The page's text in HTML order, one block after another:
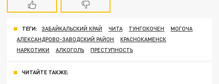
ТЕГИ: ЗАБАЙКАЛЬСКИЙ КРАЙ ЧИТА ТУНГОКОЧЕН
МОГОЧА
АЛЕКСАНДРОВО-ЗАВОДСКИЙ РАЙОН
КРАСНОКАМЕНСК
НАРКОТИКИ
АЛКОГОЛЬ ПРЕСТУПНОСТЬ
ЧИТАЙТЕ ТАКЖЕ: